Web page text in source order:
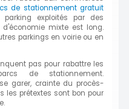
de stationnement gratuit
exploités par des
mixte est long.
parkings en voirie ou en
pas pour rabattre les
de stationnement.
garer, crainte du procès-
les prétextes sont bon pour